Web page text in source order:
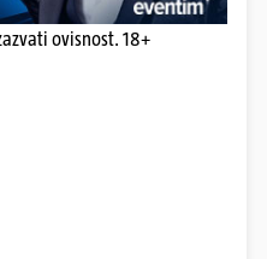
ovisnost. 18+